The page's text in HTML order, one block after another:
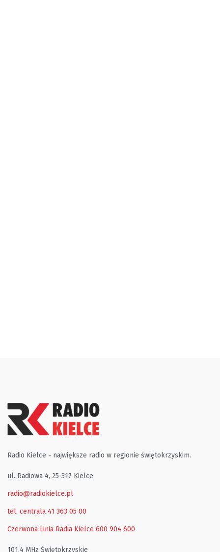
Radio Kielce - największe radio w regionie świętokrzyskim.
ul. Radiowa 4, 25-317 Kielce
radio@radiokielce.pl
tel. centrala 41 363 05 00
Czerwona Linia Radia Kielce 600 904 600
101,4 MHz Świętokrzyskie